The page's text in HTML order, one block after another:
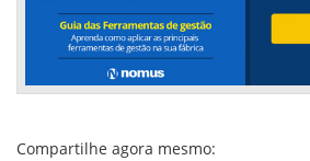
Compartilhe agora mesmo: